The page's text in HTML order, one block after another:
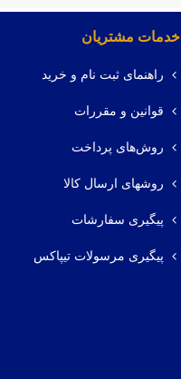
خدمات مشتریان
راهنمای ثبت نام و خرید
قوانین و مقررات
روش‌های پرداخت
روشهای ارسال کالا
پیگیری سفارشات
پیگیری مرسولات تیپاکس